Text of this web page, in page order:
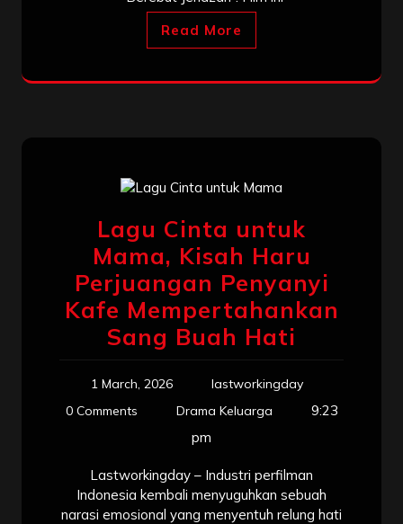
Read More
Lagu Cinta untuk
Mama, Kisah Haru
Perjuangan Penyanyi
Kafe Mempertahankan
Sang Buah Hati
1 March, 2026
lastworkingday
0 Comments
Drama Keluarga
9:23
pm
Lastworkingday – Industri perfilman
Indonesia kembali menyuguhkan sebuah
narasi emosional yang menyentuh relung hati